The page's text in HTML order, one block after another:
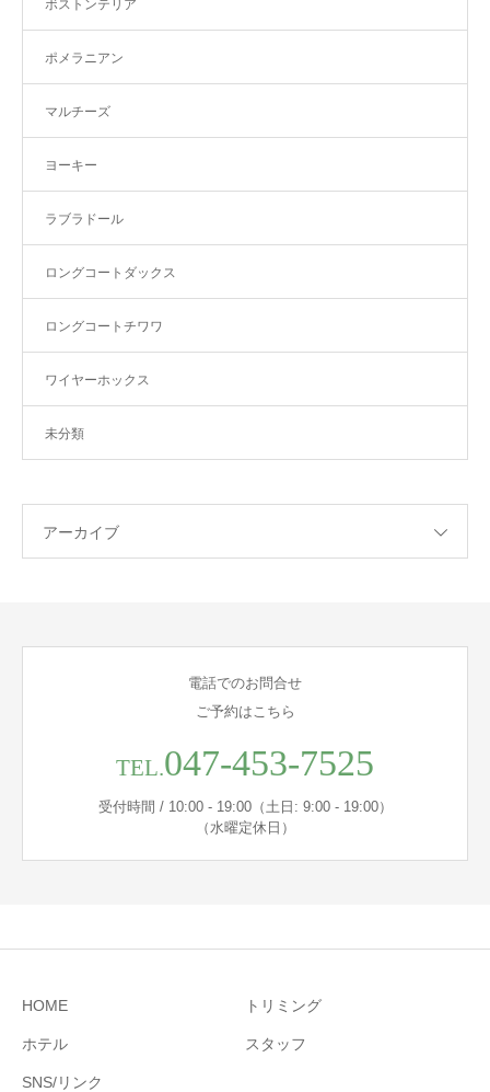
ボストンテリア
ポメラニアン
マルチーズ
ヨーキー
ラブラドール
ロングコートダックス
ロングコートチワワ
ワイヤーホックス
未分類
アーカイブ
電話でのお問合せ
ご予約はこちら
TEL.047-453-7525
受付時間 / 10:00 - 19:00（土日: 9:00 - 19:00）
（水曜定休日）
HOME トリミング
ホテル スタッフ
SNS/リンク